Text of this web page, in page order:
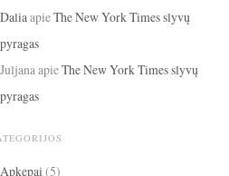
DaliaapieThe New York Times slyvų
pyragas
JuljanaapieThe New York Times slyvų
pyragas
Apkepai (5)